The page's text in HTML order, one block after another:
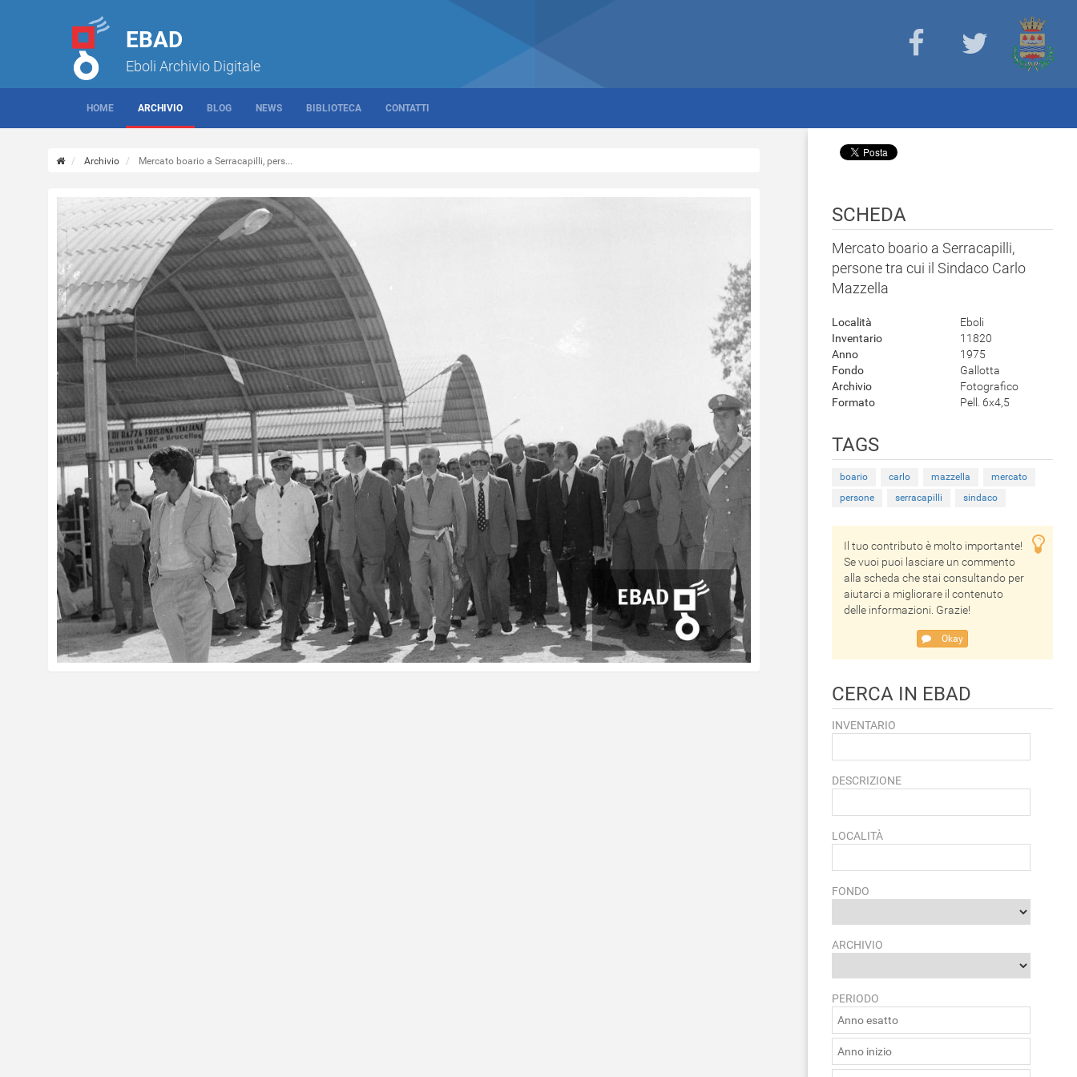
EBAD
Eboli Archivio Digitale
HOME ARCHIVIO BLOG NEWS BIBLIOTECA CONTATTI
Archivio Mercato boario a Serracapilli, pers...
SCHEDA
Mercato boario a Serracapilli,
persone tra cui il Sindaco Carlo
Mazzella
Località
Eboli
Inventario
11820
Anno
1975
Fondo
Gallotta
Archivio
Fotografico
Formato
Pell. 6x4,5
TAGS
boario carlo mazzella
mercato
persone
serracapilli sindaco
Il tuo contributo è molto importante!
Se vuoi puoi lasciare un commento
alla scheda che stai consultando per
aiutarci a migliorare il contenuto
delle informazioni. Grazie!
Okay
CERCA IN EBAD
INVENTARIO
DESCRIZIONE
LOCALITÀ
FONDO
ARCHIVIO
PERIODO